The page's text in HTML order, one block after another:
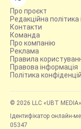
Про проєкт
Редакційна політика
Контакти
Команда
Про компанію
Реклама
Правила
Правова інформація
Політика
© 2026 LLC «UBT MEDIA»
Ідентифікатор онлайн-
05347